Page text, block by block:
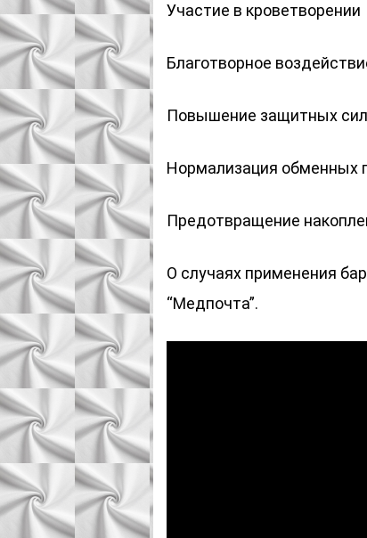
Участие в кроветворении
Благотворное
Повышение защитных
Нормализация обменных
Предотвращение
О случаях применения
“Медпочта”.